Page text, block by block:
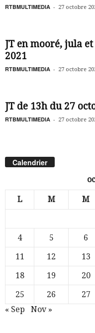
RTBMULTIMEDIA - 27 octobre
JT en mooré, jula
2021
RTBMULTIMEDIA - 27 octobre
JT de 13h du 27
RTBMULTIMEDIA - 27 octobre
Calendrier
L M M
4
5 6
11
12 13
18
19 20
25
26 27
« Sep
Nov »